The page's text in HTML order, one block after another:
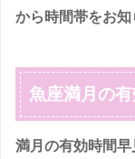
から時間帯をお知
魚座満月の
満月の有効時間